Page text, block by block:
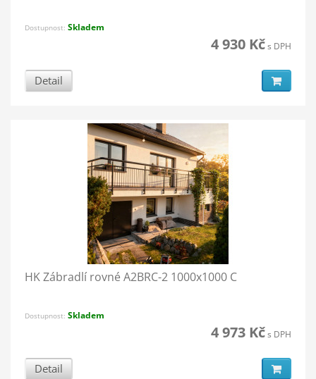
Dostupnost: Skladem
4 930 Kčs DPH
Detail
HK Zábradlí rovné A2BRC-2 1000x1000 C
Dostupnost: Skladem
4 973 Kčs DPH
Detail